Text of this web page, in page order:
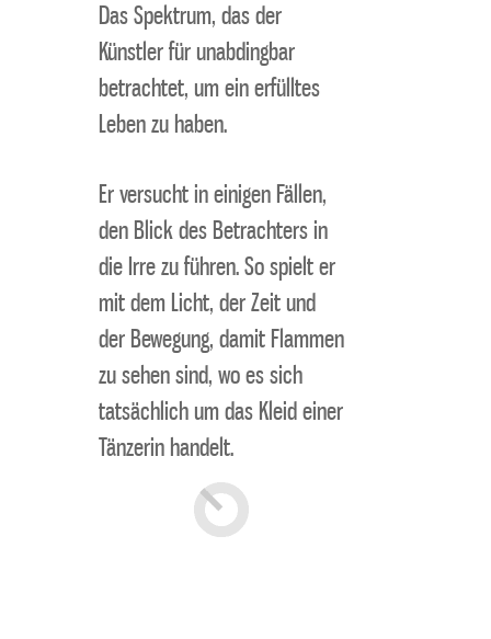
Das Spektrum, das der
Künstler für unabdingbar
betrachtet, um ein erfülltes
Leben zu haben.
Er versucht in einigen Fällen,
den Blick des Betrachters in
die Irre zu führen. So spielt er
mit dem Licht, der Zeit und
der Bewegung, damit Flammen
zu sehen sind, wo es sich
tatsächlich um das Kleid einer
Tänzerin handelt.